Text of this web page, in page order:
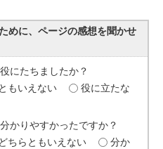
めに、ページの感想を聞かせ
にたちましたか？
もいえない
役に立たな
かりやすかったですか？
どちらともいえない
分か